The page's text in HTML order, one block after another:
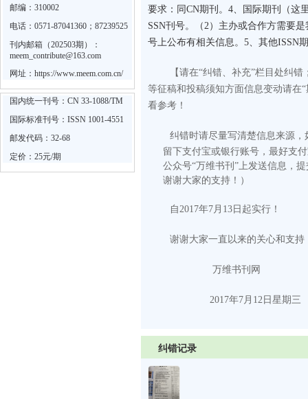
邮编：310002
电话：0571-87041360；87239525
刊内邮箱（202503期）：
meem_contribute@163.com
网址： https://www.meem.com.cn/
国内统一刊号：CN 33-1088/TM
国际标准刊号：ISSN 1001-4551
邮发代码：32-68
定价：25元/期
要求：同CN期刊。4、国际期刊（这
SSN刊号。（2）主办或合作方需要
号上公布有相关信息。5、其他ISSN
【请在“纠错、补充”栏目处纠
等征稿和投稿须知方面信息变动请在
看参考！
纠错时请尽量写清楚信息来源
留下支付宝或银行账号，最好支
公众号“万维书刊”上发送信息，
谢谢大家的支持！）
自2017年7月13日起实行！
谢谢大家一直以来的关心和支持
万维书刊网
2017年7月 12 日 星期三
纠错记录